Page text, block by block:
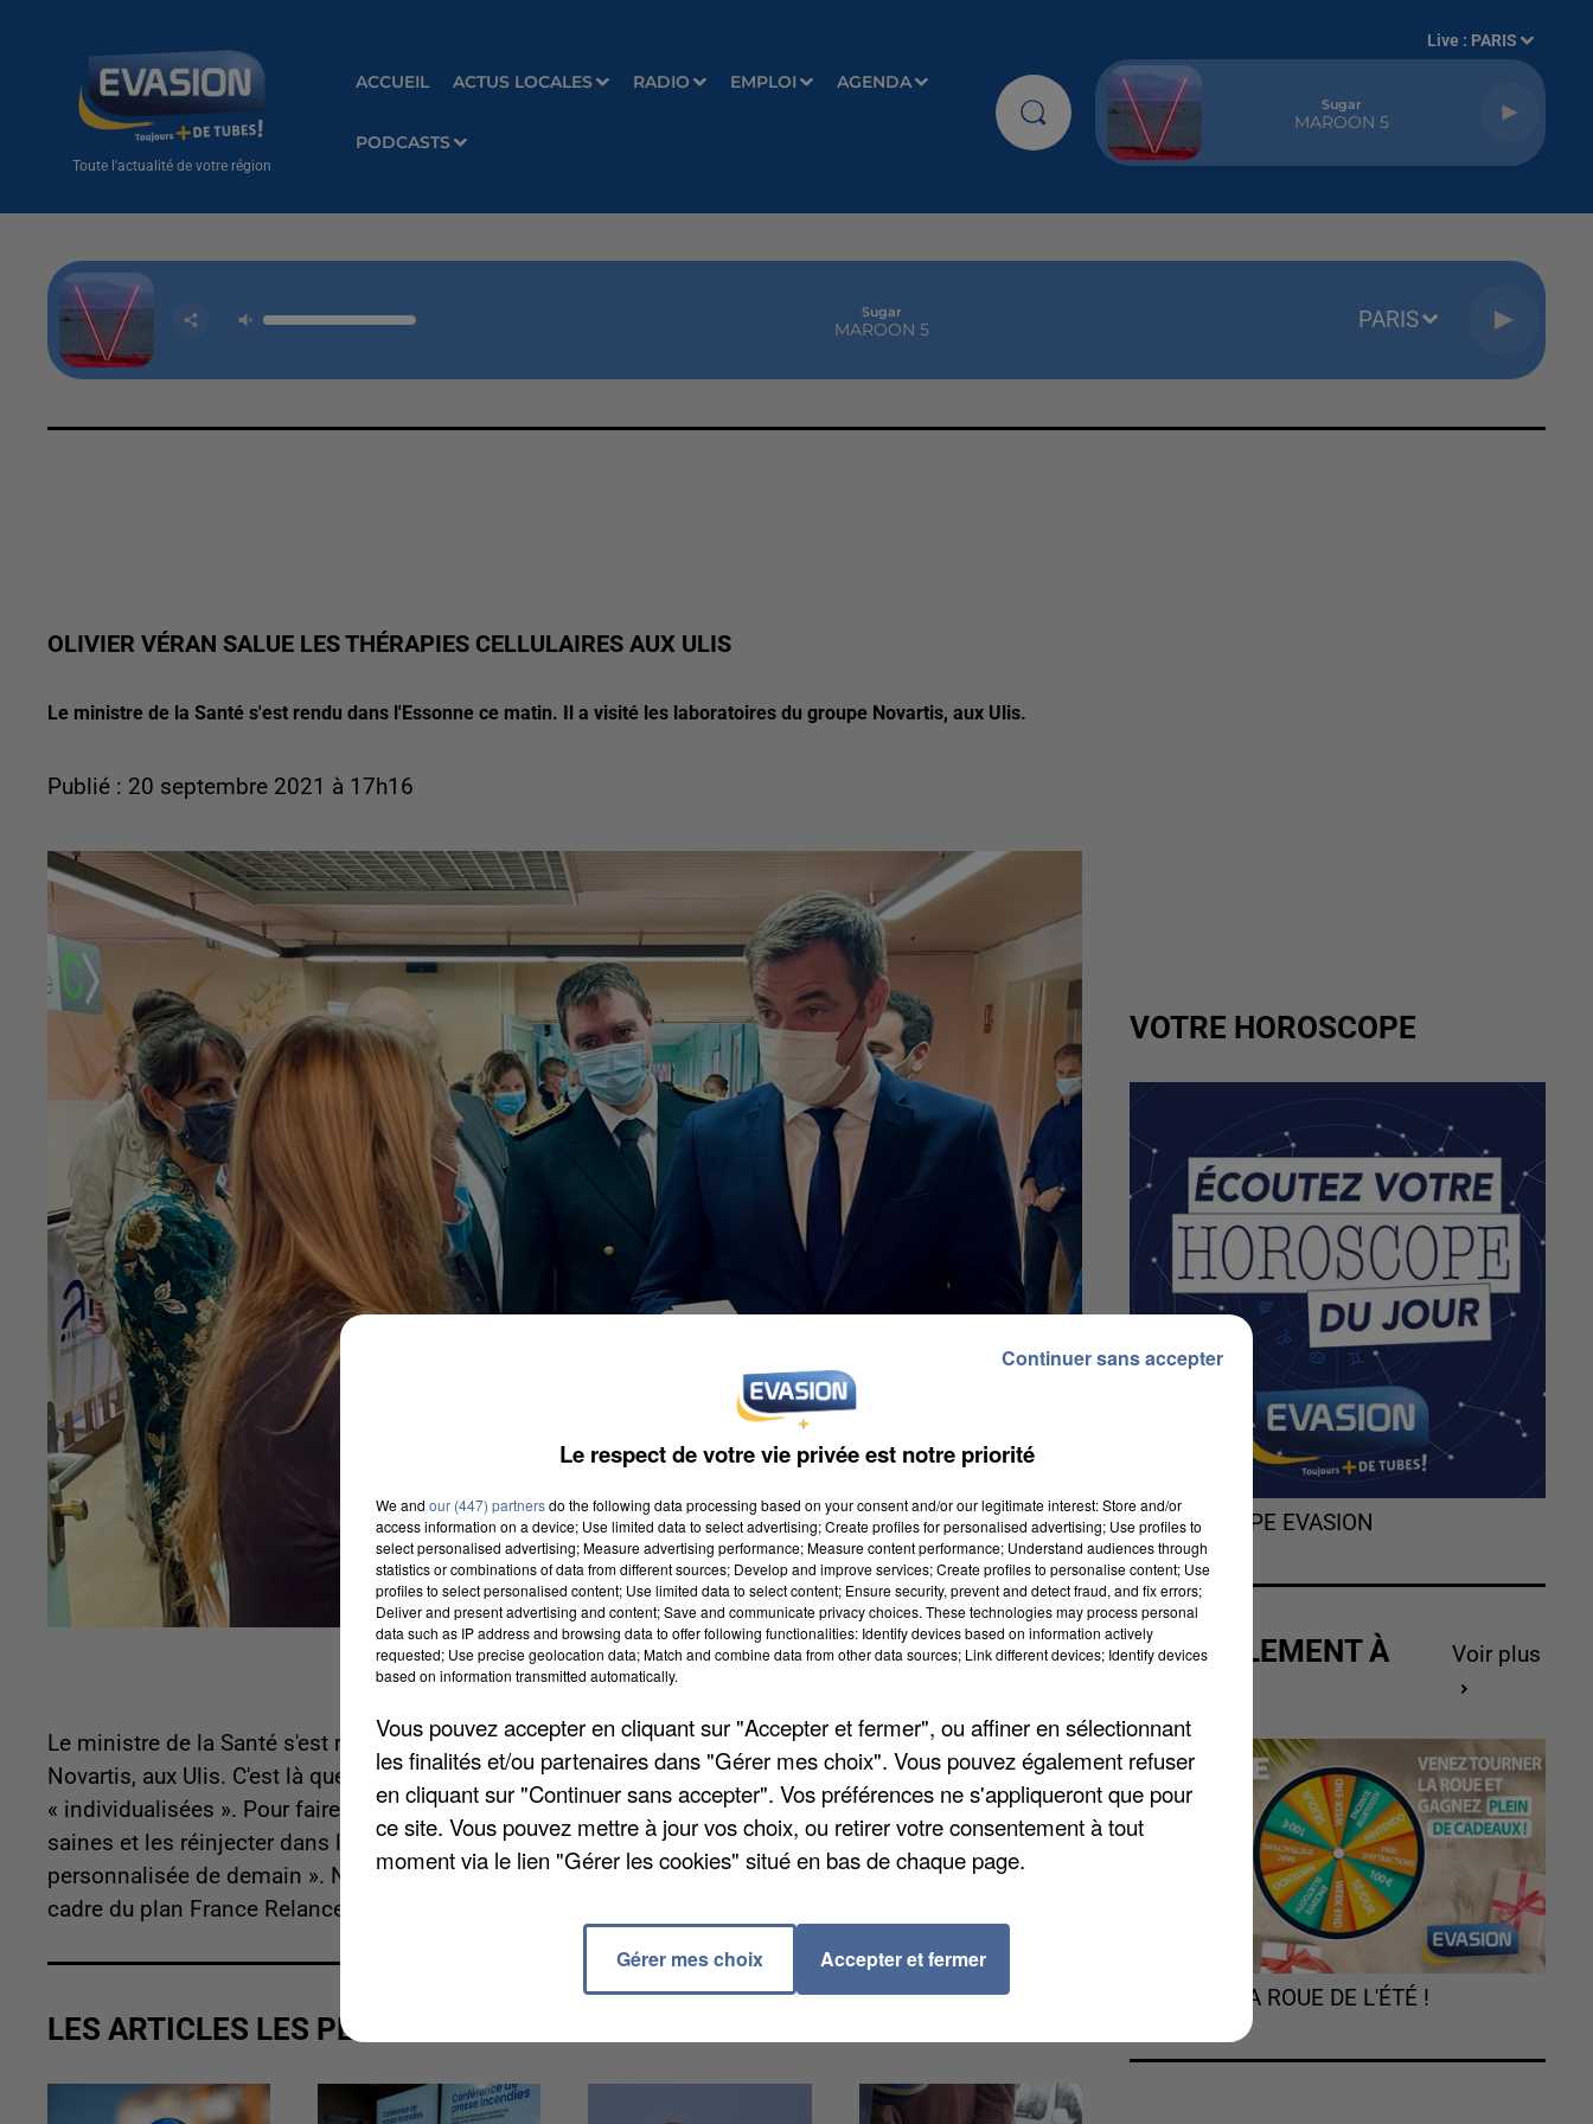
Toute l'actualité de votre région
ACCUEIL ACTUS LOCALES RADIO EMPLOI AGENDA
PODCASTS
Live : PARIS
Sugar
MAROON 5
Sugar
MAROON 5 PARIS
OLIVIER VÉRAN SALUE LES THÉRAPIES CELLULAIRES AUX ULIS
Le ministre de la Santé s'est rendu dans l'Essonne ce matin. Il a visité les laboratoires du groupe Novartis, aux Ulis.
Publié : 20 septembre 2021 à 17h16
Le ministre de la Santé s'est rendu dans l'Essonne ce matin. Il a visité les laboratoires du groupe
Novartis, aux Ulis. C'est là que sont produites depuis un an des thérapies cellulaires dites
« individualisées ». Pour faire simple, il s'agit de manipuler des cellules cancéreuses pour les rendre
saines et les réinjecter dans le corps d'un patient malade. Olivier Véran a félicité « la médecine
personnalisée de demain ». Novartis a d'ailleurs bénéficier d'un soutien de 800.000 euros dans le
cadre du plan France Relance.
LES ARTICLES LES PLUS VUS
VOTRE HOROSCOPE
L'HOROSCOPE EVASION
ACTUELLEMENT À
Voir plus
TOURNEZ LA ROUE DE L'ÉTÉ !
Le respect de votre vie privée est notre priorité
We and our (447) partnersdo the following data processing based on your consent and/or our legitimate interest: Store and/or
access information on a device; Use limited data to select advertising; Create profiles for personalised advertising; Use profiles to
select personalised advertising; Measure advertising performance; Measure content performance; Understand audiences through
statistics or combinations of data from different sources; Develop and improve services; Create profiles to personalise content; Use
profiles to select personalised content; Use limited data to select content; Ensure security, prevent and detect fraud, and fix errors;
Deliver and present advertising and content; Save and communicate privacy choices. These technologies may process personal
data such as IP address and browsing data to offer following functionalities: Identify devices based on information actively
requested; Use precise geolocation data; Match and combine data from other data sources; Link different devices; Identify devices
based on information transmitted automatically.
Vous pouvez accepter en cliquant sur "Accepter et fermer", ou affiner en sélectionnant
les finalités et/ou partenaires dans "Gérer mes choix". Vous pouvez également refuser
en cliquant sur "Continuer sans accepter". Vos préférences ne s'appliqueront que pour
ce site. Vous pouvez mettre à jour vos choix, ou retirer votre consentement à tout
moment via le lien "Gérer les cookies" situé en bas de chaque page.
Gérer mes choix Accepter et fermer
Continuer sans accepter